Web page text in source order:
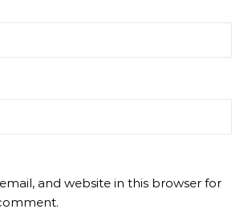
and website in this browser for